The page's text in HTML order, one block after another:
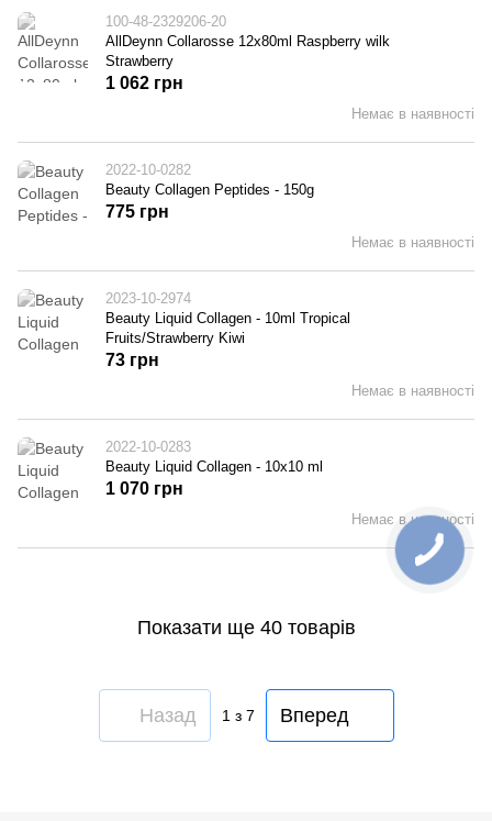
100-48-2329206-20
AllDeynn Collarosse 12x80ml Raspberry wilk
Strawberry
Немає в наявності
1 062 грн
2022-10-0282
Beauty Collagen Peptides - 150g
Немає в наявності
775 грн
2023-10-2974
Beauty Liquid Collagen - 10ml Tropical
Fruits/Strawberry Kiwi
Немає в наявності
73 грн
2022-10-0283
Beauty Liquid Collagen - 10x10 ml
Немає в наявності
1 070 грн
Показати ще 40 товарів
Назад 1з 7 Вперед